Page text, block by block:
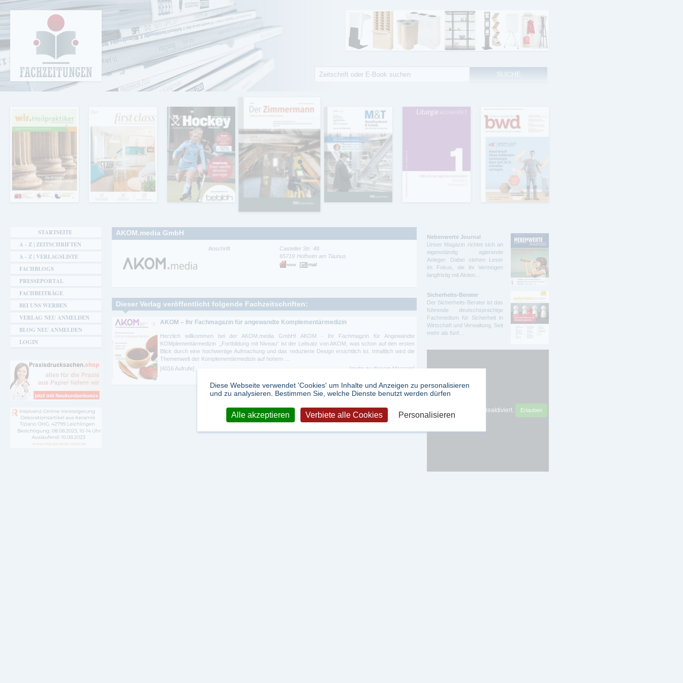
Fachzeitungen.de - Das unabhängige Portal
für Fachmagazine Fachpublikationen &
eBooks
AKOM.media GmbH
Anschrift
Casteller Str. 48
65719 Hofheim am Taunus
Dieser Verlag veröffentlicht folgende Fachzeitschriften:
AKOM – Ihr Fachmagazin für angewandte Komplementärmedizin
Herzlich willkommen bei der AKOM.media GmbH! AKOM - Ihr Fachmagzin für Angewandte
KOMplementärmedizin „Fortbildung mit Niveau“ ist der Leitsatz von AKOM, was schon auf den ersten
Blick durch eine hochwertige Aufmachung und das reduzierte Design ersichtlich ist. Inhaltlich wird die
Themenwelt der Komplementärmedizin auf hohem ...
[4016 Aufrufe]
[mehr zu diesem Magazin]
STARTSEITE
A - Z | ZEITSCHRIFTEN
A - Z | VERLAGSLISTE
FACHBLOGS
PRESSEPORTAL
FACHBEITRÄGE
BEI UNS WERBEN
VERLAG NEU ANMELDEN
BLOG NEU ANMELDEN
LOGIN
Nebenwerte Journal
Unser Magazin richtet sich an
eigenständig agierende
Anleger. Dabei stehen Leser
im Fokus, die ihr Vermögen
langfristig mit Aktien…
Sicherheits-Berater
Der Sicherheits-Berater ist das
führende deutschsprachige
Fachmedium für Sicherheit in
Wirtschaft und Verwaltung. Seit
mehr als fünf…
Google Adsense ist deaktiviert. Erlauben
Suchformular
Diese Webseite verwendet 'Cookies' um Inhalte und Anzeigen zu personalisieren
und zu analysieren. Bestimmen Sie, welche Dienste benutzt werden dürfen
Alle akzeptieren Verbiete alle Cookies Personalisieren